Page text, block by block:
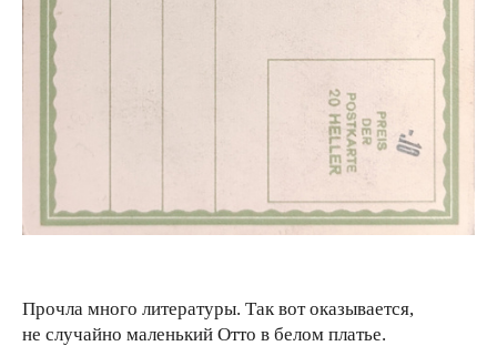
Прочла много литературы. Так вот оказывается,
не случайно маленький Отто в белом платье.